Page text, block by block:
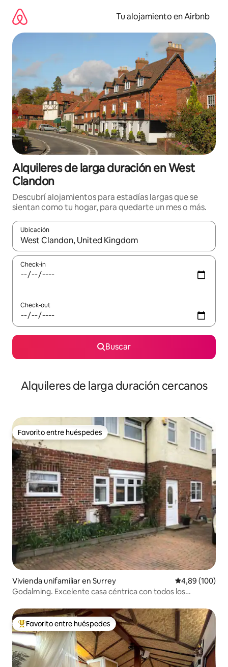
contenido
Tu alojamiento en Airbnb
Alquileres de larga duración en West
Clandon
Descubrí alojamientos para estadías largas que se
sientan como tu hogar, para quedarte un mes o más.
Ubicación
Cuando los resultados estén disponibles, navegá con las
Check-in
Check-out
Buscar
Alquileres de larga duración cercanos
Favorito entre huéspedes
Favorito entre huéspedes
Vivienda unifamiliar en Surrey Calificación
4,89 (100)
Godalming. Excelente casa céntrica con todos los
Favorito entre los huéspedes más destacados
Favorito entre huéspedes